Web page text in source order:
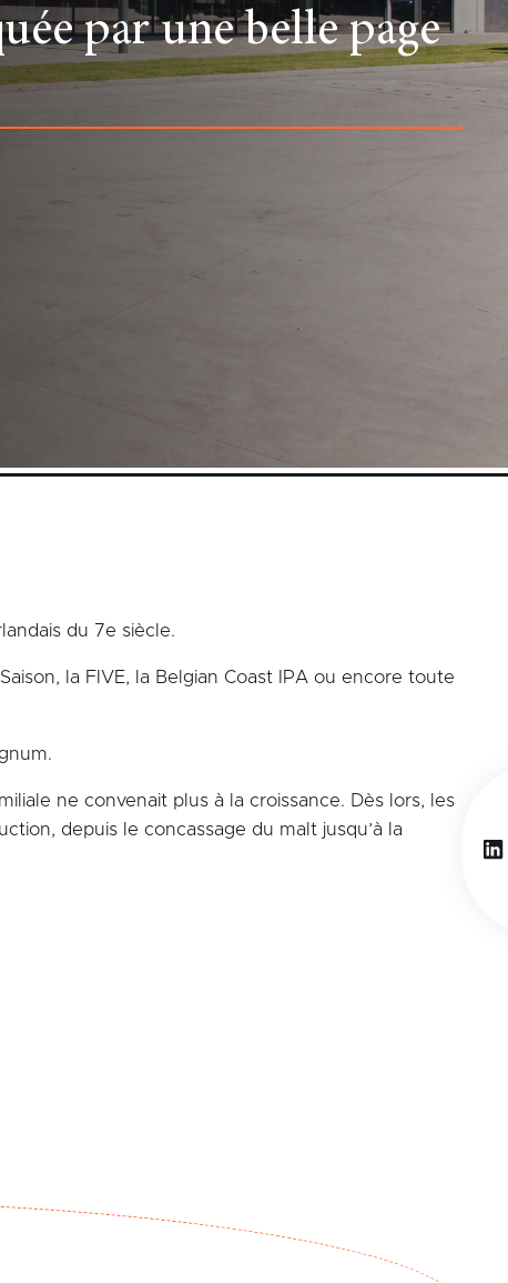
par une belle page
du 7e siècle.
la FIVE, la Belgian Coast IPA ou encore toute
ne convenait plus à la croissance. Dès lors, les
depuis le concassage du malt jusqu’à la